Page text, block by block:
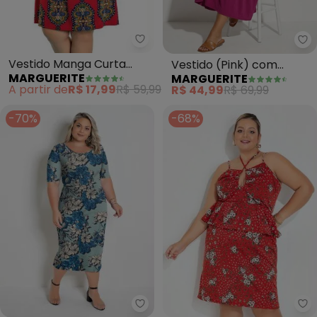
Marguerite - Vestido Manga
Vestido Manga Curta
(Vermelho) com
Estampa
MARGUERITE
A partir deR$ 17,99R$ 59,99
Vestido (Pink) com
Transpasse Plus Size
MARGUERITE
R$ 44,99R$ 69,99
-70%
Marguerite - Vestido Midi (Floral
-68%